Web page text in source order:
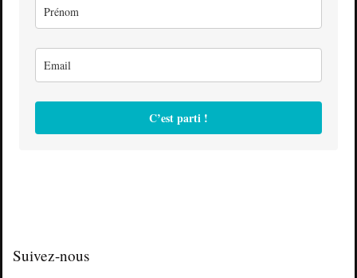
C’est parti !
Suivez-nous